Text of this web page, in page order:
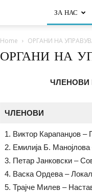
ЗА НАС
Home ОРГАНИ НА
ОРГАНИ НА
ЧЛЕНОВИ
ЧЛЕНОВИ
1. Виктор Карапанџов –
2. Емилија Б.
3. Петар Јанковски –
4. Васка Ордева –
5. Трајче Милев –